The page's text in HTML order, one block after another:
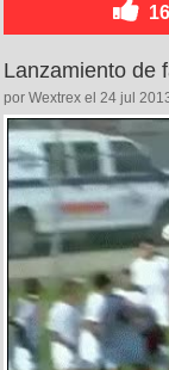
Lanzamiento de
por Wextrex el 24 jul